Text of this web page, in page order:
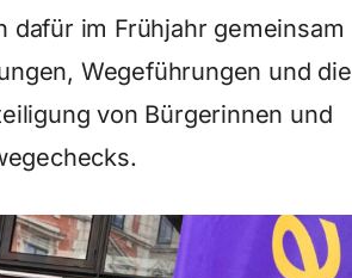
dafür im Frühjahr gemeinsam
Wegeführungen und die
von Bürgerinnen und